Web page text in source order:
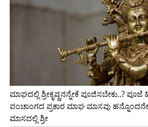
ಮಾಘದಲ್ಲಿ ಶ್ರೀಕೃಷ್ಣನನ್ನೇಕೆ ಪೂಜಿಸಬೇಕು..?
ಪಂಚಾಂಗದ ಪ್ರಕಾರ ಮಾಘ ಮಾಸವು
ಮಾಸದಲ್ಲಿ ಶ್ರೀ